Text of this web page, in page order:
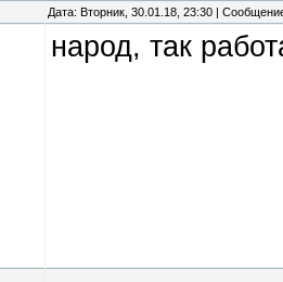
Дата: Вторник, 30.01.18, 23:30 |
народ, так